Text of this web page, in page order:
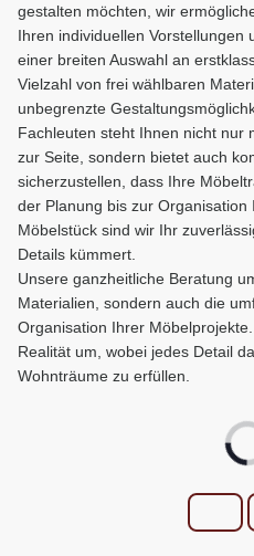
gestalten möchten, wir
Ihren individuellen Vorstellungen
einer breiten Auswahl an
Vielzahl von frei wählbaren
unbegrenzte
Fachleuten steht Ihnen nicht nur
zur Seite, sondern bietet auch
sicherzustellen, dass Ihre
der Planung bis zur
Möbelstück sind wir Ihr
Details kümmert.
Unsere ganzheitliche Beratung
Materialien, sondern auch die
Organisation Ihrer
Realität um, wobei jedes Detail
Wohnträume zu erfüllen.